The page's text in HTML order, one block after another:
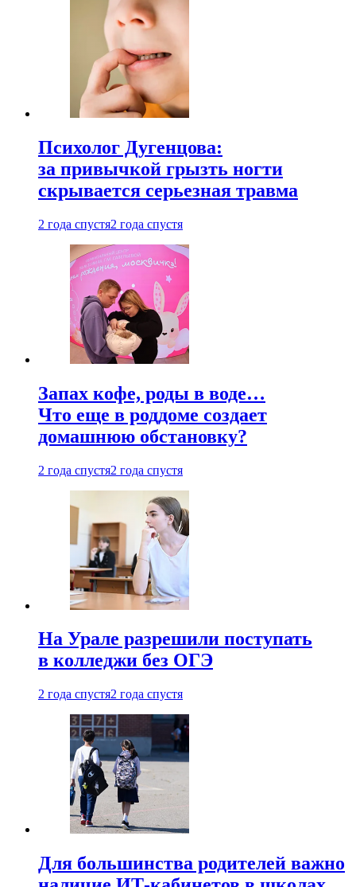
Психолог Дугенцова:
за привычкой грызть ногти
скрывается серьезная травма
2 года спустя2 года спустя
Запах кофе, роды в воде…
Что еще в роддоме создает
домашнюю обстановку?
2 года спустя2 года спустя
На Урале разрешили поступать
в колледжи без ОГЭ
2 года спустя2 года спустя
Для большинства родителей важно